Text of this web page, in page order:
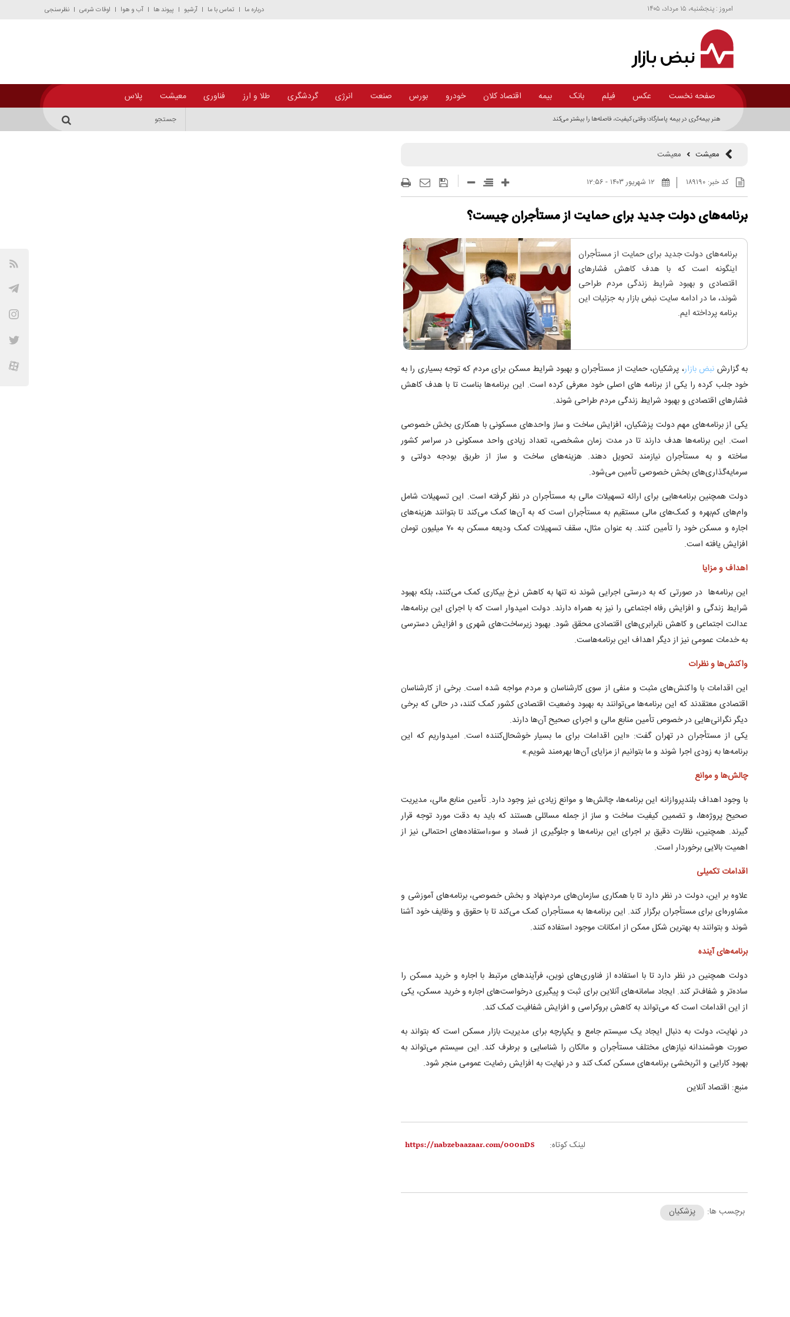
امروز : پنجشنبه، ۱۵ مرداد، ۱۴۰۵ درباره ما تماس با ما آرشیو پیوند ها آب و هوا اوقات شرعی نظرسنجی
صفحه نخست عکس فیلم بانک بیمه اقتصاد کلان خودرو بورس صنعت انرژی گردشگری طلا و ارز فناوری معیشت پلاس
معیشت معیشت
کد خبر:۱۸۹۱۹۰
برنامه‌های دولت جدید برای حمایت از مستأجران چیست؟
برنامه‌های دولت جدید برای حمایت از مستأجران
اینگونه است که با هدف کاهش فشارهای
اقتصادی و بهبود شرایط زندگی مردم طراحی
شوند، ما در ادامه سایت نبض بازار به جزئیات این
برنامه پرداخته ایم.
به گزارش نبض بازار، پرشکیان، حمایت از مستأجران و بهبود شرایط مسکن برای مردم که توجه بسیاری را به
خود جلب کرده را یکی از برنامه های اصلی خود معرفی کرده است. این برنامه‌ها بناست تا با هدف کاهش
فشارهای اقتصادی و بهبود شرایط زندگی مردم طراحی شوند.
یکی از برنامه‌های مهم دولت پزشکیان، افزایش ساخت و ساز واحدهای مسکونی با همکاری بخش خصوصی
است. این برنامه‌ها هدف دارند تا در مدت زمان مشخصی، تعداد زیادی واحد مسکونی در سراسر کشور
ساخته و به مستأجران نیازمند تحویل دهند. هزینه‌های ساخت و ساز از طریق بودجه دولتی و
سرمایه‌گذاری‌های بخش خصوصی تأمین می‌شود.
دولت همچنین برنامه‌هایی برای ارائه تسهیلات مالی به مستأجران در نظر گرفته است. این تسهیلات شامل
وام‌های کم‌بهره و کمک‌های مالی مستقیم به مستأجران است که به آن‌ها کمک می‌کند تا بتوانند هزینه‌های
اجاره و مسکن خود را تأمین کنند. به عنوان مثال، سقف تسهیلات کمک ودیعه مسکن به ۷۰ میلیون تومان
افزایش یافته است.
اهداف و مزایا
این برنامه‌ها در صورتی که به درستی اجرایی شوند نه تنها به کاهش نرخ بیکاری کمک می‌کنند، بلکه بهبود
شرایط زندگی و افزایش رفاه اجتماعی را نیز به همراه دارند. دولت امیدوار است که با اجرای این برنامه‌ها،
عدالت اجتماعی و کاهش نابرابری‌های اقتصادی محقق شود. بهبود زیرساخت‌های شهری و افزایش دسترسی
به خدمات عمومی نیز از دیگر اهداف این برنامه‌هاست.
واکنش‌ها و نظرات
این اقدامات با واکنش‌های مثبت و منفی از سوی کارشناسان و مردم مواجه شده است. برخی از کارشناسان
اقتصادی معتقدند که این برنامه‌ها می‌توانند به بهبود وضعیت اقتصادی کشور کمک کنند، در حالی که برخی
دیگر نگرانی‌هایی در خصوص تأمین منابع مالی و اجرای صحیح آن‌ها دارند.
یکی از مستأجران در تهران گفت: «این اقدامات برای ما بسیار خوشحال‌کننده است. امیدواریم که این
برنامه‌ها به زودی اجرا شوند و ما بتوانیم از مزایای آن‌ها بهره‌مند شویم.»
چالش‌ها و موانع
با وجود اهداف بلندپروازانه این برنامه‌ها، چالش‌ها و موانع زیادی نیز وجود دارد. تأمین منابع مالی، مدیریت
صحیح پروژه‌ها، و تضمین کیفیت ساخت و ساز از جمله مسائلی هستند که باید به دقت مورد توجه قرار
گیرند. همچنین، نظارت دقیق بر اجرای این برنامه‌ها و جلوگیری از فساد و سوءاستفاده‌های احتمالی نیز از
اهمیت بالایی برخوردار است.
اقدامات تکمیلی
علاوه بر این، دولت در نظر دارد تا با همکاری سازمان‌های مردم‌نهاد و بخش خصوصی، برنامه‌های آموزشی و
مشاوره‌ای برای مستأجران برگزار کند. این برنامه‌ها به مستأجران کمک می‌کند تا با حقوق و وظایف خود آشنا
شوند و بتوانند به بهترین شکل ممکن از امکانات موجود استفاده کنند.
برنامه‌های آینده
دولت همچنین در نظر دارد تا با استفاده از فناوری‌های نوین، فرآیندهای مرتبط با اجاره و خرید مسکن را
ساده‌تر و شفاف‌تر کند. ایجاد سامانه‌های آنلاین برای ثبت و پیگیری درخواست‌های اجاره و خرید مسکن، یکی
از این اقدامات است که می‌تواند به کاهش بروکراسی و افزایش شفافیت کمک کند.
در نهایت، دولت به دنبال ایجاد یک سیستم جامع و یکپارچه برای مدیریت بازار مسکن است که بتواند به
صورت هوشمندانه نیازهای مختلف مستأجران و مالکان را شناسایی و برطرف کند. این سیستم می‌تواند به
بهبود کارایی و اثربخشی برنامه‌های مسکن کمک کند و در نهایت به افزایش رضایت عمومی منجر شود.
منبع: اقتصاد آنلاین
لینک کوتاه:
برچسب ها: پزشکیان